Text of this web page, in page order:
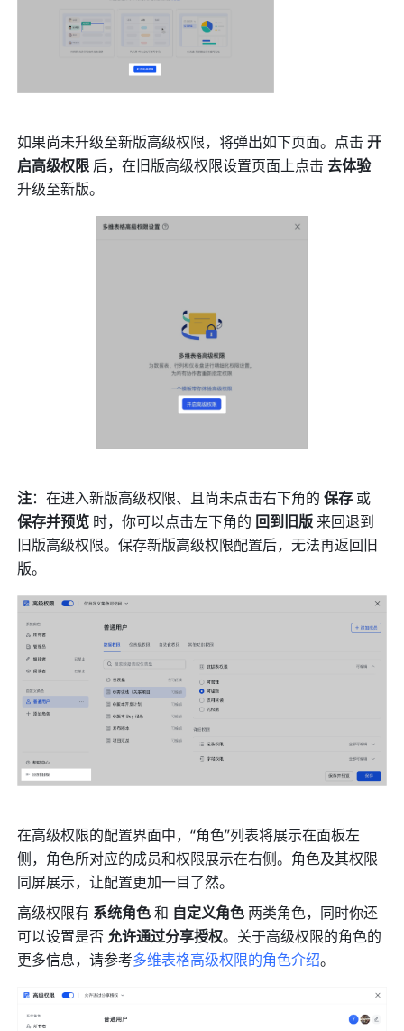
如果尚未升级至新版高级权限，将弹出如下页面。点击 开
启高级权限 后，在旧版高级权限设置页面上点击 去体验
升级至新版。
注：在进入新版高级权限、且尚未点击右下角的 保存
保存并预览 时，你可以点击左下角的 回到旧版 来回退到
旧版高级权限。保存新版高级权限配置后，无法再返回旧
版。
在高级权限的配置界面中，“角色”列表将展示在面板左
侧，角色所对应的成员和权限展示在右侧。角色及其权限
同屏展示，让配置更加一目了然。
高级权限有 系统角色 和 自定义角色 两类角色，同时你还
可以设置是否 允许通过分享授权。关于高级权限的角色的
更多信息，请参考多维表格高级权限的角色介绍。